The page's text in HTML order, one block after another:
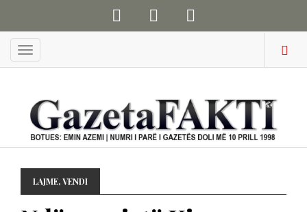
Menu
LAJME,VENDI